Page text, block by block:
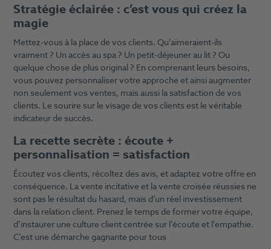
Stratégie éclairée : c’est vous qui créez la
magie
Mettez-vous à la place de vos clients. Qu’aimeraient-ils
vraiment ? Un accès au spa ? Un petit-déjeuner au lit ? Ou
quelque chose de plus original ? En comprenant leurs besoins,
vous pouvez personnaliser votre approche et ainsi augmenter
non seulement vos ventes, mais aussi la satisfaction de vos
clients. Le sourire sur le visage de vos clients est le véritable
indicateur de succès.
La recette secrète : écoute +
personnalisation = satisfaction
Écoutez vos clients, récoltez des avis, et adaptez votre offre en
conséquence. La vente incitative et la vente croisée réussies ne
sont pas le résultat du hasard, mais d’un réel investissement
dans la relation client. Prenez le temps de former votre équipe,
d’instaurer une culture client centrée sur l’écoute et l’empathie.
C’est une démarche gagnante pour tous